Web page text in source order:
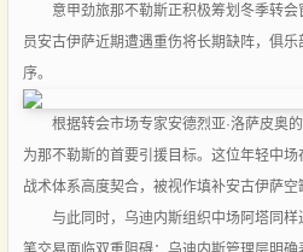
意甲劲旅那不勒斯正积极筹划冬季转会
员安古伊萨近期遭遇重伤将长期缺阵，俱
序。
根据转会市场专家安德烈亚·洛萨皮奥的
为那不勒斯的首要引援目标。这位年轻中
战术体系高度契合，被视作填补安古伊萨空
与此同时，乌迪内斯组织中场阿塔同样